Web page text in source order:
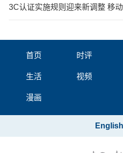
3C认证实施规则迎来新调整 移
首页 时评
生活 视频
漫画
English